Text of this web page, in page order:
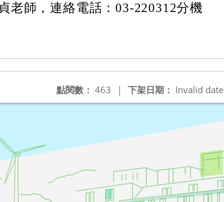
老師，連絡電話：03-220312分機
下架日期： Invalid date
點閱數： 463 |